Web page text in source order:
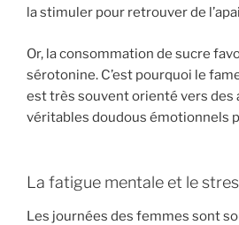
la stimuler pour retrouver de
Or, la consommation de sucre
sérotonine. C’est pourquoi le
est très souvent orienté vers des
véritables doudous émotionnels
La fatigue mentale et le
Les journées des femmes sont